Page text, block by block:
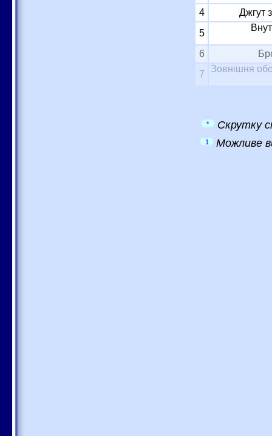
4
Джгут
5
6
7
Зовнішня
* Скрутку
1 Можливе